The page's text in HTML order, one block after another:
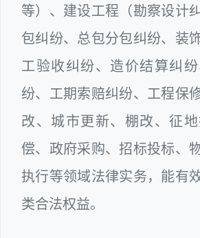
等）、建设工程（勘察设计
包纠纷、总包分包纠纷、装
工验收纠纷、造价结算纠
纷、工期索赔纠纷、工程保
改、城市更新、棚改、征
偿、政府采购、招标投标、
执行等领域法律实务，能有
类合法权益。